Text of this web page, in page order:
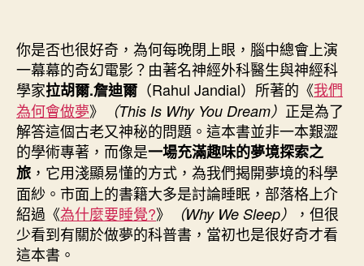
Joy）
讀
後
心
得
+
紀
錄
片”
者
佈
日
期
你是否也很好奇，為何每晚閉上眼，腦中總會上演
一幕幕的奇幻電影？由著名神經外科醫生與神經科
學家拉胡爾.詹迪爾 （Rahul Jandial）所著的《我們
為何會做夢》 （This Is Why You Dream） 正是為了
解答這個古老又神秘的問題。這本書並非一本艱澀
的學術專著，而像是一場充滿趣味的夢境探索之
旅 ，它用淺顯易懂的方式，為我們揭開夢境的科學
面紗。市面上的書籍大多是討論睡眠，部落格上介
紹過《為什麼要睡覺?》 （Why We Sleep）
，但很
少看到有關於做夢的科普書，當初也是很好奇才看
這本書。